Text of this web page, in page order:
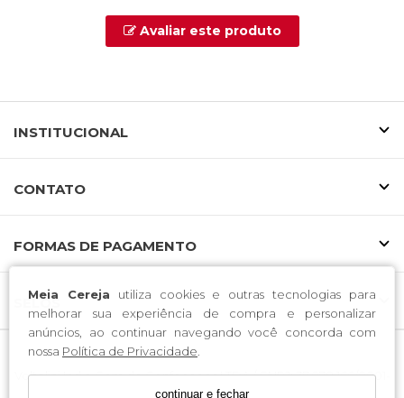
Meia Cereja utiliza cookies e outras tecnologias para
melhorar sua experiência de compra e personalizar
anúncios, ao continuar navegando você concorda com
nossa Política de Privacidade
continuar e fechar
Avaliar este produto
INSTITUCIONAL
CONTATO
FORMAS DE PAGAMENTO
SELOS
Voltolini Ind e Com de Confeccoes LTDA / CNPJ: 37.078.166/0001-
30